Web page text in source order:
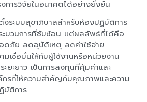
การวิจัยในอนาคตได้อย่างยั่งยืน
ระบบสุขาภิบาลสำหรับห้องปฏิบัติการ
ะบวนการที่ซับซ้อน แต่ผลลัพธ์ที่ได้คือ
ภัย ลดอุบัติเหตุ ลดค่าใช้จ่าย
มเชื่อมั่นให้กับผู้ใช้งานหรือหน่วยงาน
ยะยาว เป็นการลงทุนที่คุ้มค่าและ
รที่ให้ความสำคัญกับคุณภาพและความ
บัติการ